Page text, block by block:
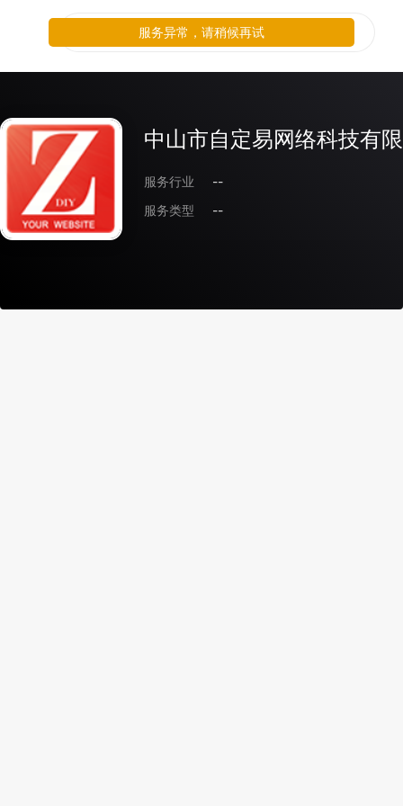
中山市自定易网络科技有
服务行业
--
服务类型
--
服务异常，请稍候再试